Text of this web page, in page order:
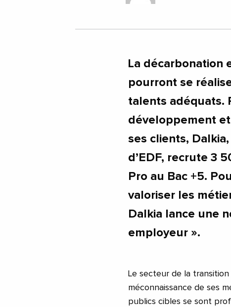
La décarbonation
pourront se
talents adéquats.
développement
ses clients,
d’EDF, recrute 3
Pro au Bac +5.
valoriser les
Dalkia lance une
employeur ».
Le secteur de la
méconnaissance de ses
publics cibles se sont